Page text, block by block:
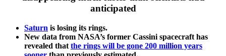
anticipated
Saturn is losing its rings.
New data from NASA’s former Cassini spacecraft has
revealed that the rings will be gone 200 million years